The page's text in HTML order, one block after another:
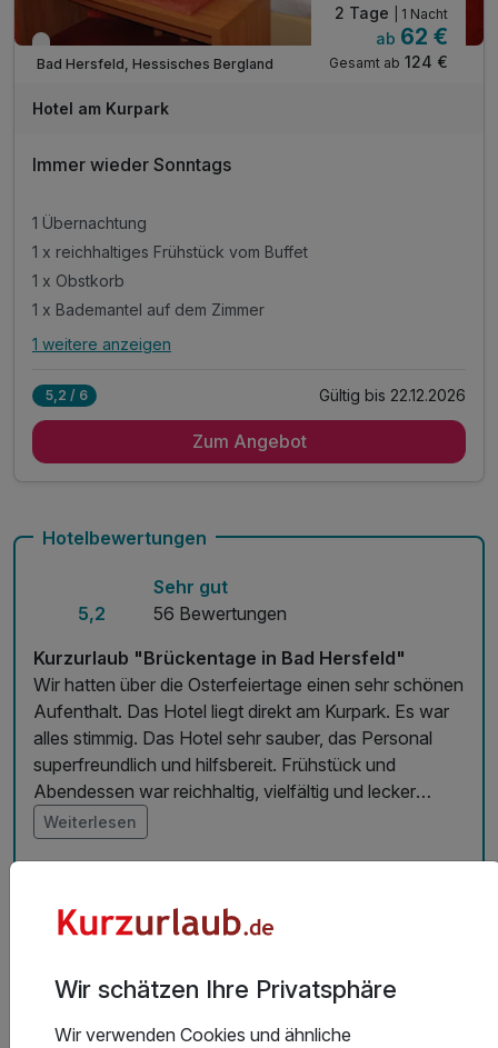
Verfügbar bis Dezember
Bad Hersfeld, Hessisches Bergland
2 Tage | 1 Nacht
ab 62 €
Gesamt ab 124 €
Hotel am Kurpark
Immer wieder Sonntags
1 Übernachtung
1 x reichhaltiges Frühstück vom Buffet
1 x Obstkorb
1 x Bademantel auf dem Zimmer
Alle Inklusivleistungen
1 x reichhaltiges Frühstück vom Buffet
1 x Nutzung der Saunalandschaft mit Fitnessraum
1 weitere anzeigen
5,2 / 6 Gültig bis 22.12.2026
Zum Angebot
Hotelbewertungen
5,2
Sehr gut
56 Bewertungen
Kurzurlaub "Brückentage in Bad Hersfeld"
Wir hatten über die Osterfeiertage einen sehr schönen
Aufenthalt. Das Hotel liegt direkt am Kurpark. Es war
alles stimmig. Das Hotel sehr sauber, das Personal
superfreundlich und hilfsbereit. Frühstück und
Abendessen war reichhaltig, vielfältig und lecker
zubereitet. Wir empfehlen das Hotel sehr gerne weiter.
Weiterlesen
Bewertet mit 6,0 Punkten von Hannelore am 23.04.2025
Wir schätzen Ihre Privatsphäre
Wir verwenden Cookies und ähnliche